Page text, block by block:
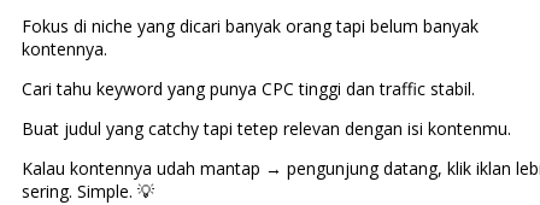
Fokus di niche yang dicari banyak orang tapi belum banyak
kontennya.
Cari tahu keyword yang punya CPC tinggi dan traffic stabil.
Buat judul yang catchy tapi tetep relevan dengan isi kontenmu.
Kalau kontennya udah mantap → pengunjung datang, klik iklan
sering. Simple. 💡